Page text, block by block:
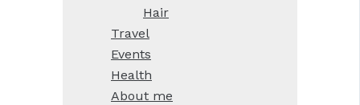
Hair
Travel
Events
Health
About me